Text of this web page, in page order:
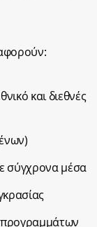
και διεθνές
σύγχρονα μέσα
προγραμμάτων